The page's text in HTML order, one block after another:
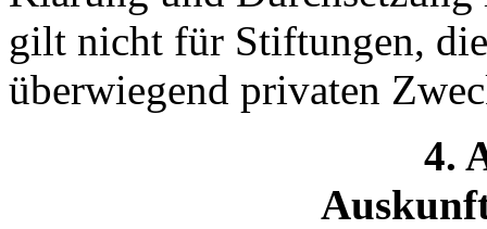
gilt nicht für Stiftungen,
überwiegend privaten
4.